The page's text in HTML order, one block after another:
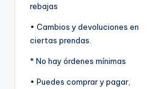
rebajas
• Cambios y devoluciones en
ciertas prendas.
* No hay órdenes mínimas
• Puedes comprar y pagar,